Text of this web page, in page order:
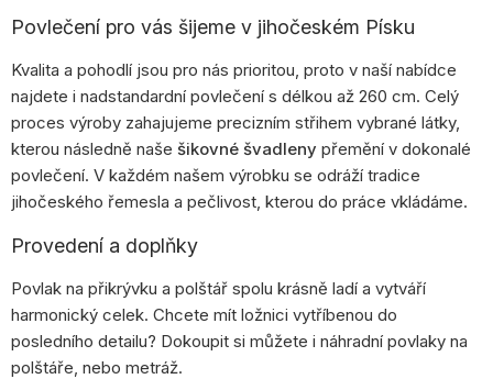
Povlečení pro vás šijeme v jihočeském Písku
Kvalita a pohodlí jsou pro nás prioritou, proto v naší nabídce
najdete i nadstandardní povlečení s délkou až 260 cm. Celý
proces výroby zahajujeme precizním střihem vybrané látky,
kterou následně naše šikovné švadleny přemění v dokonalé
povlečení. V každém našem výrobku se odráží tradice
jihočeského řemesla a pečlivost, kterou do práce vkládáme.
Provedení a doplňky
Povlak na přikrývku a polštář spolu krásně ladí a vytváří
harmonický celek. Chcete mít ložnici vytříbenou do
posledního detailu? Dokoupit si můžete i náhradní povlaky na
polštáře, nebo metráž.